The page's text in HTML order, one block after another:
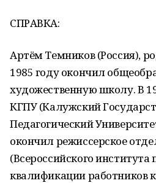
СПРАВКА:
Артём Темников (Россия),
1985 году окончил
художественную школу. В
КГПУ (Калужский
Педагогический
окончил режиссерское
(Всероссийского
квалификации работников